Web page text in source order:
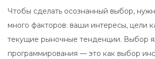
Чтобы сделать осознанный выбор,
много факторов: ваши интересы, цели
текущие рыночные тенденции. Выбор
программирования — это как выбор